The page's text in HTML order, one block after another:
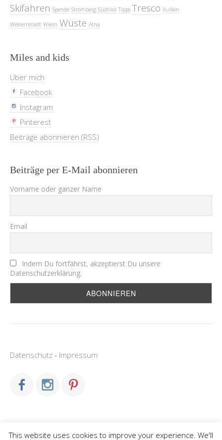
Skifahren Spende Stromberg Südtirol Tipps Tresco Vulkan
Westernstadt Wiesn Wüste Ätna
Miles and kids
Über mich
Facebook
Instagram
Pinterest
Beiträge abonnieren (RSS)
Beiträge per E-Mail abonnieren
Vorname oder ganzer Name
Email
Indem Du fortfährst, akzeptierst Du unsere
Datenschutzerklärung.
Datenschutz - Impressum
This website uses cookies to improve your experience. We'll